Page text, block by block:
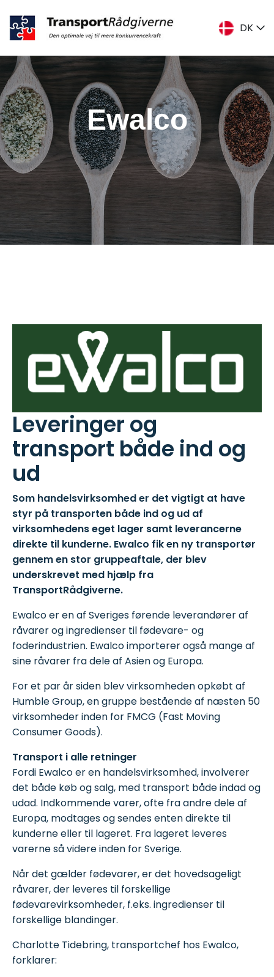
DK
DK
SE
Ewalco
Leveringer og
transport både ind og
ud
Som handelsvirksomhed er det vigtigt at have
styr på transporten både ind og ud af
virksomhedens eget lager samt leverancerne
direkte til kunderne. Ewalco fik en ny transportør
gennem en stor gruppeaftale, der blev
underskrevet med hjælp fra
TransportRådgiverne.
Ewalco er en af Sveriges førende leverandører af
råvarer og ingredienser til fødevare- og
foderindustrien. Ewalco importerer også mange af
sine råvarer fra dele af Asien og Europa.
For et par år siden blev virksomheden opkøbt af
Humble Group, en gruppe bestående af næsten 50
virksomheder inden for FMCG (Fast Moving
Consumer Goods).
Transport i alle retninger
Fordi Ewalco er en handelsvirksomhed, involverer
det både køb og salg, med transport både indad og
udad. Indkommende varer, ofte fra andre dele af
Europa, modtages og sendes enten direkte til
kunderne eller til lageret. Fra lageret leveres
varerne så videre inden for Sverige.
Når det gælder fødevarer, er det hovedsageligt
råvarer, der leveres til forskellige
fødevarevirksomheder, f.eks. ingredienser til
forskellige blandinger.
Charlotte Tidebring, transportchef hos Ewalco,
forklarer: